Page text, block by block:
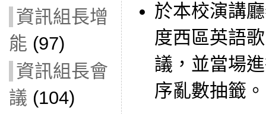
資訊組長增
能 (97)
資訊組長會
議 (104)
於本校演講
度西區英語
議，並當場
序亂數抽籤。